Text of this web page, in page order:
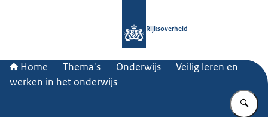
Rijksoverheid
Home Thema's Onderwijs
Veilig leren en
werken in het onderwijs